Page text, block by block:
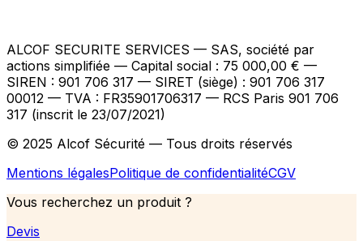
ALCOF SECURITE SERVICES — SAS, société par
actions simplifiée — Capital social : 75 000,00 € —
SIREN : 901 706 317 — SIRET (siège) : 901 706 317
00012 — TVA : FR35901706317 — RCS Paris 901 706
317 (inscrit le 23/07/2021)
© 2025 Alcof Sécurité — Tous droits réservés
Mentions légalesPolitique de confidentialitéCGV
Vous recherchez un produit ?
Devis